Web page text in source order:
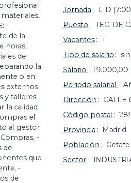
-
de la
horas,
de
la
o en
externos
y talleres
la calidad
el
al gestor
-
de
que
-
de
Jornada
L-D
Puesto
TEC. DE
Vacantes
1
Tipo de salario
Salario
19.000,00
Periodo salarial
Dirección
CALLE
Código postal
Provincia
Madrid
Población
Getafe
Sector